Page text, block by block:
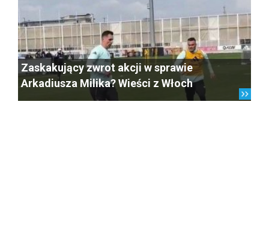
Zaskakujący zwrot akcji w sprawie
Arkadiusza Milika? Wieści z Włoch